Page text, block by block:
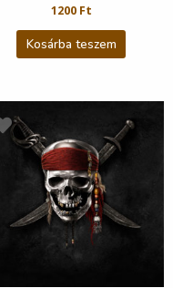
1200 Ft
Kosárba teszem